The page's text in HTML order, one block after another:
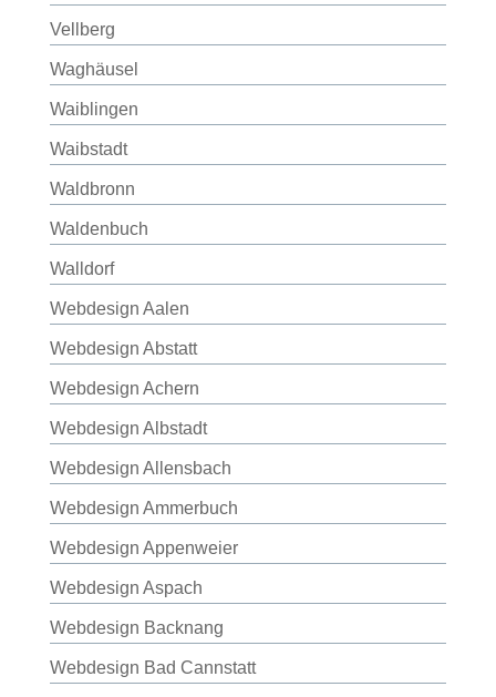
Vellberg
Waghäusel
Waiblingen
Waibstadt
Waldbronn
Waldenbuch
Walldorf
Webdesign Aalen
Webdesign Abstatt
Webdesign Achern
Webdesign Albstadt
Webdesign Allensbach
Webdesign Ammerbuch
Webdesign Appenweier
Webdesign Aspach
Webdesign Backnang
Webdesign Bad Cannstatt